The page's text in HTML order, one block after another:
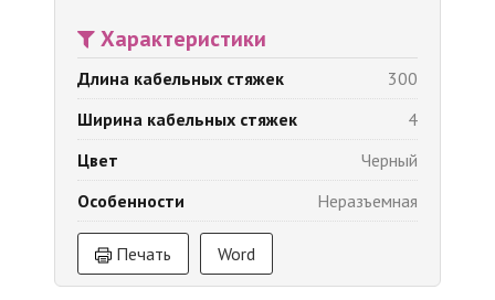
Характеристики
Длина кабельных стяжек
300
Ширина кабельных стяжек
4
Цвет
Черный
Особенности
Неразъемная
Печать Word